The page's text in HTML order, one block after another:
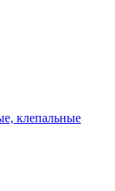
клепальные